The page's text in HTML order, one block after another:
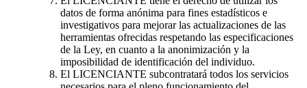
datos de forma anónima para fines estadísticos e
investigativos para mejorar las actualizaciones de las
herramientas ofrecidas respetando las especificaciones
de la Ley, en cuanto a la anonimización y la
imposibilidad de identificación del individuo.
El LICENCIANTE subcontratará todos los servicios